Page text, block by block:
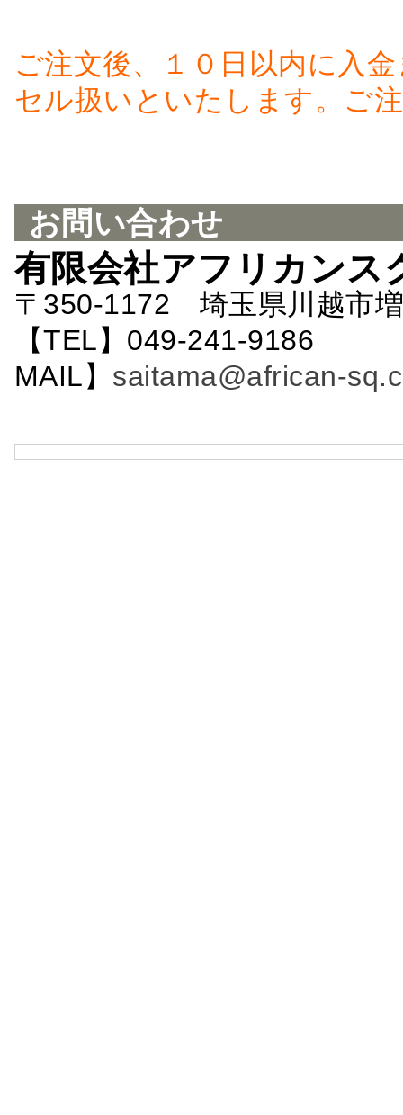
ご注文後、１０日以内に入
セル扱いといたします。ご
お問い合わせ
有限会社アフリカンス
〒350-1172 埼玉県川越市
【TEL】049-241-
MAIL】 saitama@african-